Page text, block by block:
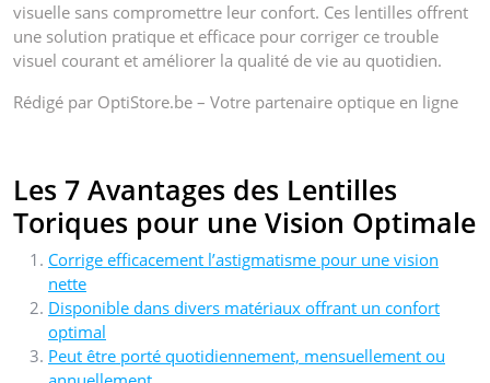
visuelle sans compromettre leur confort. Ces lentilles offrent
une solution pratique et efficace pour corriger ce trouble
visuel courant et améliorer la qualité de vie au quotidien.
Rédigé par OptiStore.be – Votre partenaire optique en ligne
Les 7 Avantages des Lentilles
Toriques pour une Vision Optimale
Corrige efficacement l’astigmatisme pour une vision
nette
Disponible dans divers matériaux offrant un confort
optimal
Peut être porté quotidiennement, mensuellement ou